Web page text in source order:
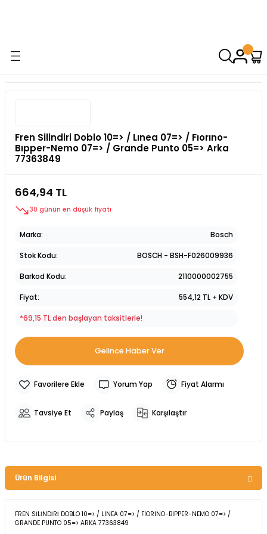
Fren Silindiri Doblo 10=> / Lınea 07=> / Fıorıno-
Bıpper-Nemo 07=> / Grande Punto 05=> Arka
77363849
664,94 TL
30 günün en düşük fiyatı
Marka Bosch
Stok Kodu BOSCH - BSH-F026009936
Barkod Kodu 2110000002755
Fiyat 554,12 TL + KDV
*69,15 TL den başlayan taksitlerle!
Gelince Haber Ver
Yorum Yap Fiyat Alarmı
Tavsiye Et Paylaş Karşılaştır
Ürün Bilgisi
FREN SİLİNDİRİ DOBLO 10=> / LINEA 07=> / FIORINO-BIPPER-NEMO 07=> /
GRANDE PUNTO 05=> ARKA 77363849